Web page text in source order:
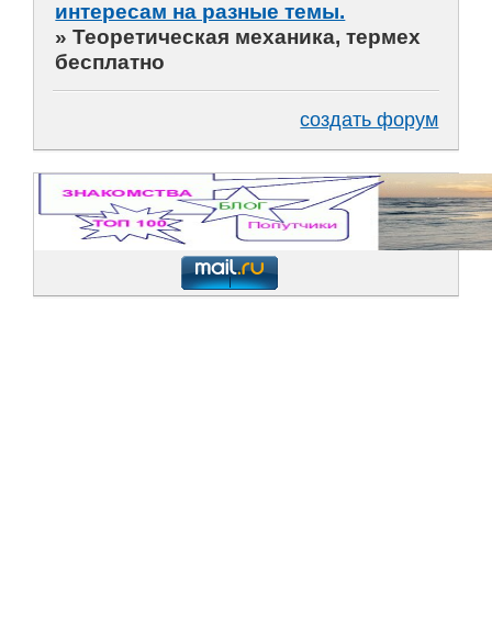
интересам на разные темы.
»Теоретическая механика, термех
бесплатно
создать форум